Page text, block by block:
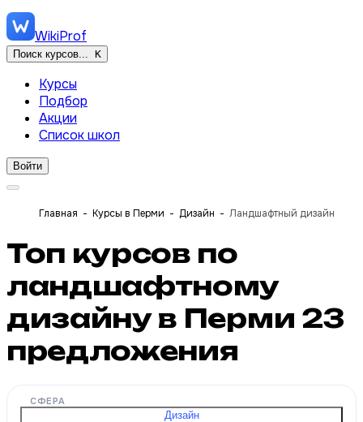
WikiProf
Поиск курсов... K
Курсы
Подбор
Акции
Список школ
Войти
Главная Курсы в Перми Дизайн Ландшафтный дизайн
Топ курсов по
ландшафтному
дизайну в Перми 23
предложения
СФЕРА
Дизайн